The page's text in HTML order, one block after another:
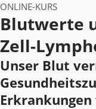
ONLINE-KURS
Blutwerte
Zell-
Unser Blut